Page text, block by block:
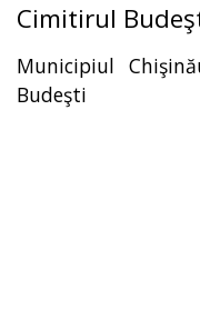
Cimitirul
Municipiul
Budeşti